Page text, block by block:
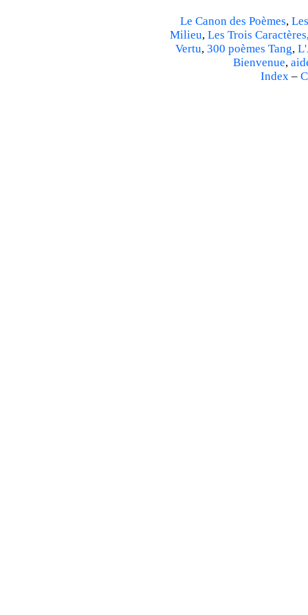
Le Canon des Poèmes,
Milieu, Les Trois Caractères
Vertu, 300 poèmes Tang,
Bienvenue,
Index–